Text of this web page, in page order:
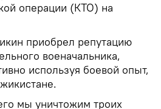
операции (КТО) на
приобрел репутацию
военачальника,
используя боевой опыт,
мы уничтожим троих